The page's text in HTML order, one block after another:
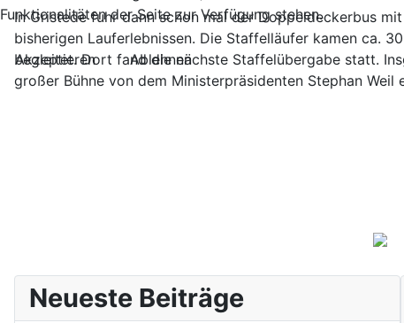
In Gristede fuhr dann schon mal der Doppeldeckerbus
bisherigen Lauferlebnissen. Die Staffelläufer kamen ca.
begleitet. Dort fand die nächste Staffelübergabe statt.
großer Bühne von dem Ministerpräsidenten Stephan Weil
Neueste Beiträge
Funktionalitäten der Seite zur Verfügung stehen.
Akzeptieren Ablehnen